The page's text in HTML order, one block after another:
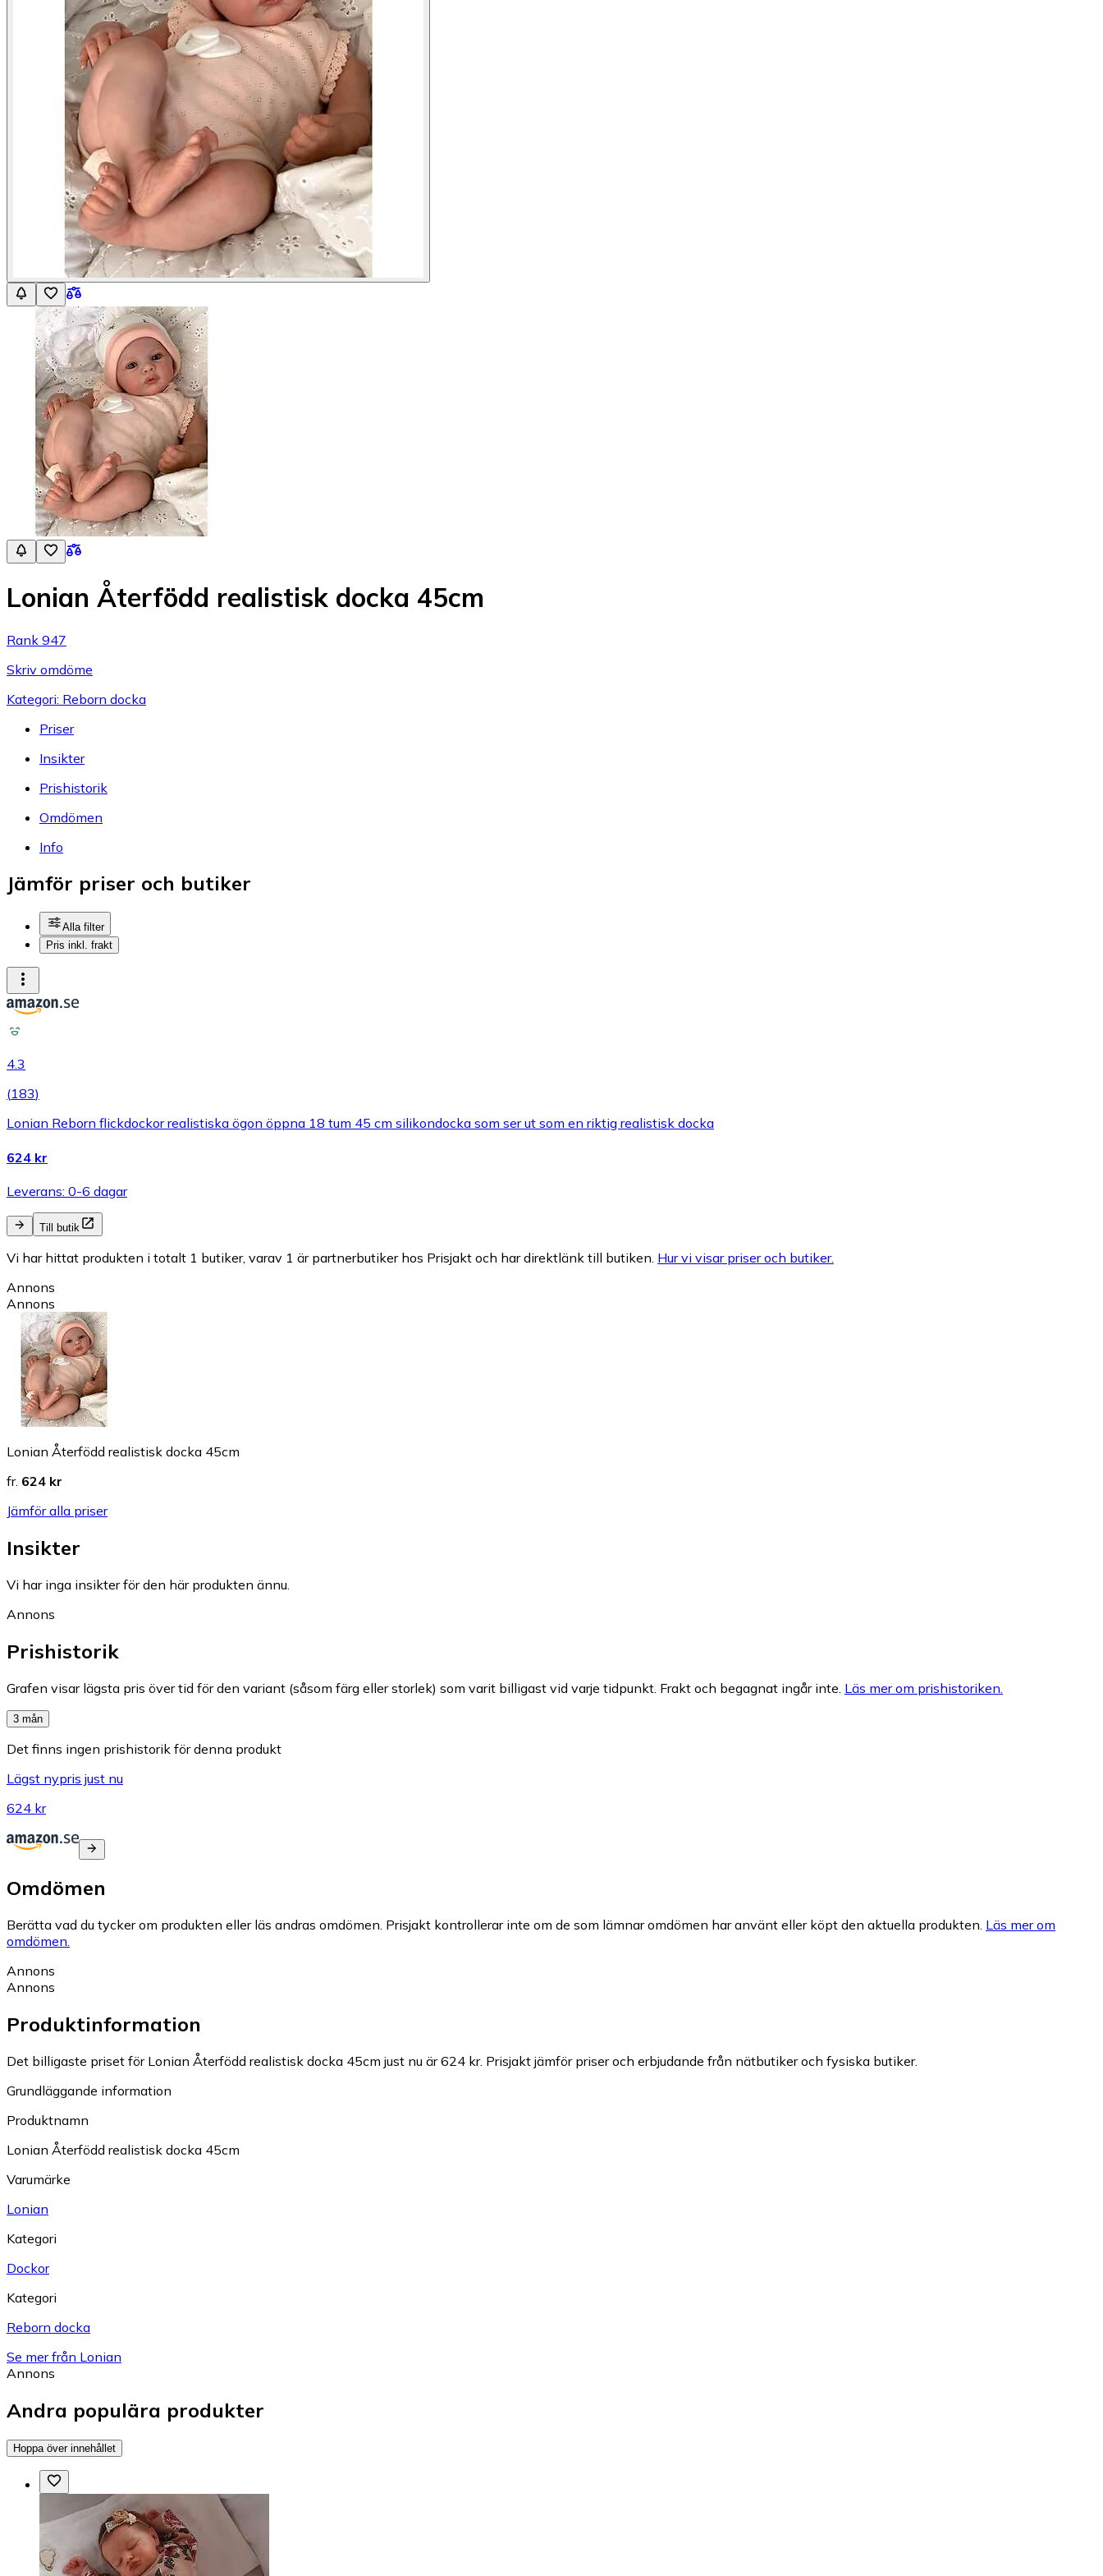
Lonian Återfödd realistisk docka 45cm
Rank 947
Skriv omdöme
Kategori: Reborn docka
Priser
Insikter
Prishistorik
Omdömen
Info
Jämför priser och butiker
Alla filter
Pris inkl. frakt
4.3
(183)
Lonian Reborn flickdockor realistiska ögon öppna 18 tum 45 cm silikondocka som ser ut som en riktig realistisk docka
624 kr
Leverans: 0-6 dagar
Till butik
Vi har hittat produkten i totalt 1 butiker, varav 1 är partnerbutiker hos Prisjakt och har direktlänk till butiken. Hur vi visar priser och butiker.
Annons
Annons
Lonian Återfödd realistisk docka 45cm
fr. 624 kr
Jämför alla priser
Insikter
Vi har inga insikter för den här produkten ännu.
Annons
Prishistorik
Grafen visar lägsta pris över tid för den variant (såsom färg eller storlek) som varit billigast vid varje tidpunkt. Frakt och begagnat ingår inte. Läs mer om prishistoriken.
3 mån
Det finns ingen prishistorik för denna produkt
Lägst nypris just nu
624 kr
Omdömen
Berätta vad du tycker om produkten eller läs andras omdömen. Prisjakt kontrollerar inte om de som lämnar omdömen har använt eller köpt den aktuella produkten. Läs mer om
omdömen.
Annons
Annons
Produktinformation
Det billigaste priset för Lonian Återfödd realistisk docka 45cm just nu är 624 kr. Prisjakt jämför priser och erbjudande från nätbutiker och fysiska butiker.
Grundläggande information
Produktnamn
Lonian Återfödd realistisk docka 45cm
Varumärke
Lonian
Kategori
Dockor
Kategori
Reborn docka
Se mer från Lonian
Annons
Andra populära produkter
Hoppa över innehållet